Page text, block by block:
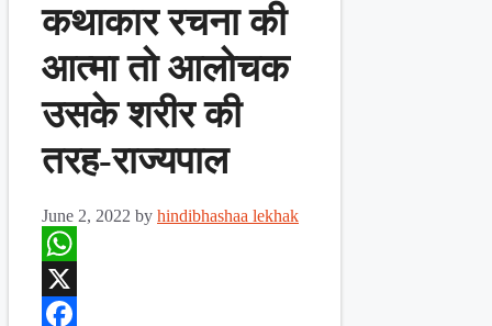
कथाकार रचना की
आत्मा तो आलोचक
उसके शरीर की
तरह-राज्यपाल
June 2, 2022 by hindibhashaa lekhak
WhatsApp
X